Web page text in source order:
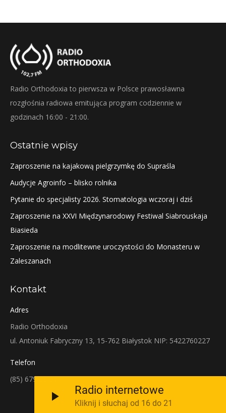
Radio Orthodoxia to pierwsza w Polsce prawosławna
rozgłośnia radiowa emitująca program codziennie w
godzinach 16:00 - 21:00.
Ostatnie wpisy
Zaproszenie na kajakową pielgrzymkę do Supraśla
Audycje Agroinfo – blisko rolnika
Pytanie do specjalisty 2026. Stomatologia wczoraj i dziś
Zaproszenie na XXVI Międzynarodowy Festiwal Siabrouskaja
Biasieda
Zaproszenie na modlitewne uroczystości do Monasteru w
Zaleszanach
Kontakt
Adres
Radio Orthodoxia
ul. Antoniuk Fabryczny 13, 15-762 Białystok NIP: 5422760227
Telefon
(85) 679-38-38
Radio internetowe
Kliknij i słuchaj od 16 do 21